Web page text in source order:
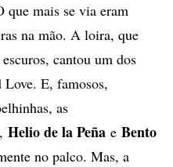
que mais se via eram
na mão. A loira, que
cantou um dos
Love. E, famosos,
as
, Helio de la Peña e Bento
no palco. Mas, a